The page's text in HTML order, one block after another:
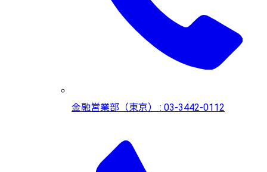
金融営業部（東京） : 03-3442-0112